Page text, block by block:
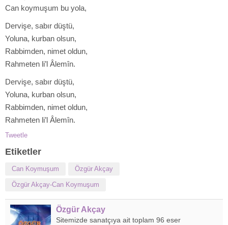
Can koymuşum bu yola,
Dervişe, sabır düştü,
Yoluna, kurban olsun,
Rabbimden, nimet oldun,
Rahmeten li’l Âlemîn.
Dervişe, sabır düştü,
Yoluna, kurban olsun,
Rabbimden, nimet oldun,
Rahmeten li’l Âlemîn.
Tweetle
Etiketler
Can Koymuşum Özgür Akçay
Özgür Akçay-Can Koymuşum
Özgür Akçay
Sitemizde sanatçıya ait toplam 96 eser